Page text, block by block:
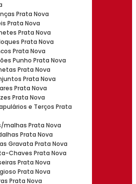
Prata Nova
Prata Nova
Prata Nova
Prata Nova
Prata Nova
Punho Prata Nova
Prata Nova
Prata Nova
Prata Nova
Prata Nova
e Terços Prata
malhas Prata Nova
Prata Nova
Gravata Prata Nova
Chaves Prata Nova
Prata Nova
Prata Nova
Prata Nova